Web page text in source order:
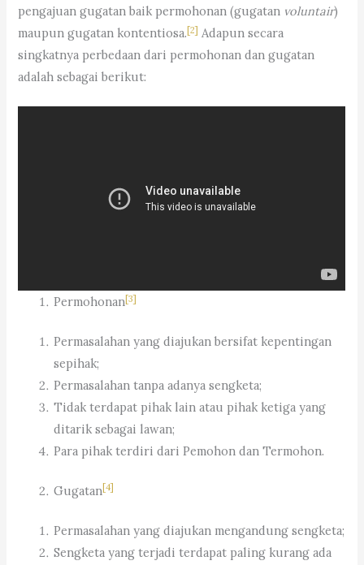
pengajuan gugatan baik permohonan (gugatan voluntair)
maupun gugatan kontentiosa.[2] Adapun secara
singkatnya perbedaan dari permohonan dan gugatan
adalah sebagai berikut:
Permohonan[3]
Permasalahan yang diajukan bersifat kepentingan
sepihak;
Permasalahan tanpa adanya sengketa;
Tidak terdapat pihak lain atau pihak ketiga yang
ditarik sebagai lawan;
Para pihak terdiri dari Pemohon dan Termohon.
Gugatan[4]
Permasalahan yang diajukan mengandung sengketa;
Sengketa yang terjadi terdapat paling kurang ada